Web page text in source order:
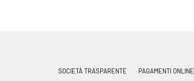
SOCIETÀ TRASPARENTE PAGAMENTI ONLINE